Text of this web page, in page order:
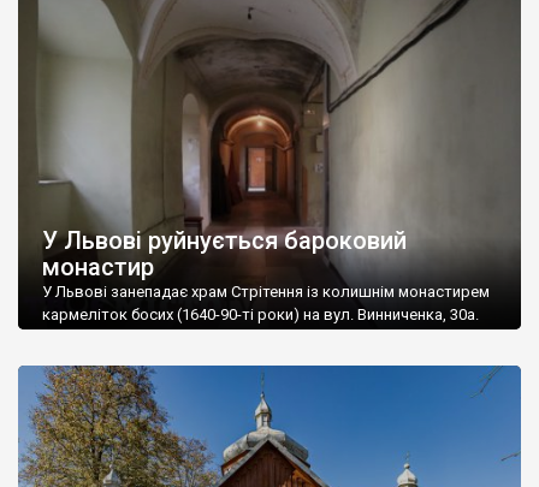
У Львові руйнується бароковий
монастир
У Львові занепадає храм Стрітення із колишнім монастирем
кармеліток босих (1640-90-ті роки) на вул. Винниченка, 30а.
державного підприємства «Система». 75% архітектурної
пам’ятки, що перебуває у державній власності, – на межі
руйнування. У цій частині немає ні замків, ні охоронців, […]